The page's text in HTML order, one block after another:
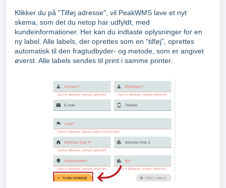
Klikker du på "Tilføj adresse", vil PeakWMS lave et nyt
skema, som det du netop har udfyldt, med
kundeinformationer. Her kan du indtaste oplysninger for en
ny label. Alle labels, der oprettes som en “tilføj”, oprettes
automatisk til den fragtudbyder- og metode, som er angivet
øverst. Alle labels sendes til print i samme printer.